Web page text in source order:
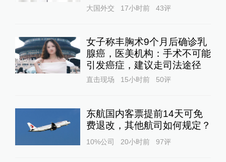
大国外交 17小时前 43评
女子称丰胸术9个月后确诊乳
腺癌，医美机构：手术不可能
引发癌症，建议走司法途径
直击现场 15小时前 50评
东航国内客票提前14天可免
费退改，其他航司如何规定？
10%公司 20小时前 97评